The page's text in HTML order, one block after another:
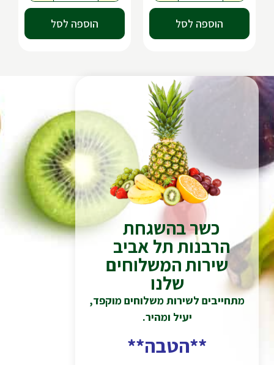
הוספה לסל הוספה לסל
כשר בהשגחת
הרבנות תל אביב
שירות המשלוחים
שלנו
מתחייבים לשירות משלוחים מוקפד,
יעיל ומהיר.
**הטבה**